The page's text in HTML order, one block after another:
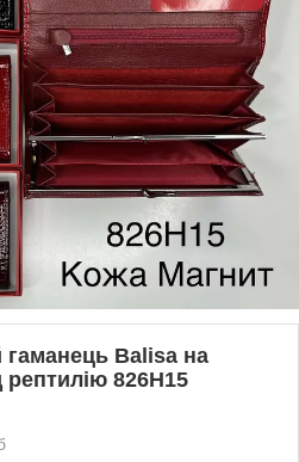
Balisa на
рептилію 826H15